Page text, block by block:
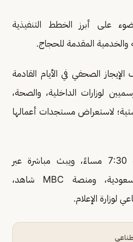
على أبرز الخطط التنفيذية
والخدمية المقدمة للحجاج.
الصحفي في الأيام القادمة
لوزارات الداخلية، والصحة،
لاستعراض مستجدات أعمالها
وسيعقد الإيجاز الساعة 7:30 مساءً، ويبث مباشرة عبر
القنوات التلفزيونية السعودية، ومنصة MBC شاهد،
لوزارة الإعلام.